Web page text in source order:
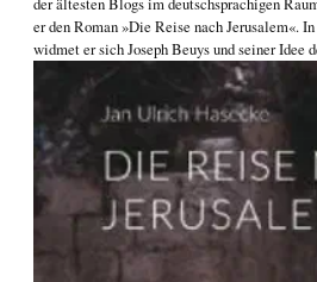
er den Roman»Die Reise nach Jerusalem«.
widmet er sichJoseph Beuys und seiner Idee